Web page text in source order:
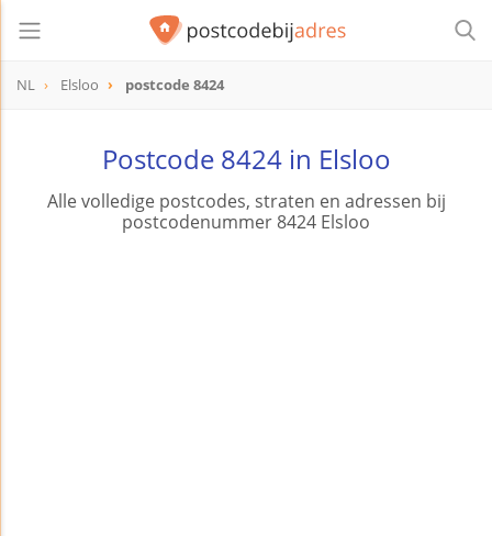
NL Elsloo postcode 8424
Postcode 8424 in Elsloo
Alle volledige postcodes, straten en adressen bij
postcodenummer 8424 Elsloo